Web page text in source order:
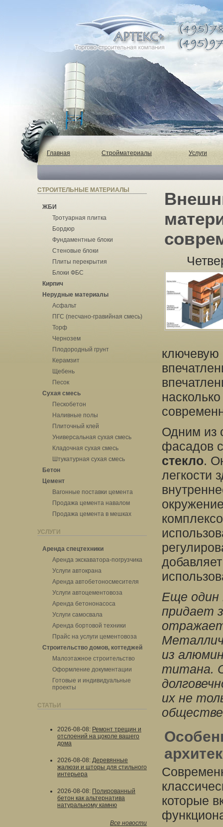
Главная Стройматериалы Услуги
СТРОИТЕЛЬНЫЕ МАТЕРИАЛЫ
ЖБИ
Тротуарная плитка
Бордюр
Фундаментные блоки
Стеновые блоки
Плиты перекрытия
Блоки ФБС
Кирпич
Нерудные материалы
Асфальт
ПГС (песчано-гравийная смесь)
Торф
Чернозем
Плодородный грунт
Керамзит
Щебень
Песок
Сухая смесь
Пескобетон
Наливные полы
Плиточный клей
Универсальная сухая смесь
Кладочная сухая смесь
Штукатурная сухая смесь
Бетон
Цемент
Вагонные поставки цемента
Продажа цемента навалом
Продажа цемента в мешках
УСЛУГИ
Аренда спецтехники
Аренда экскаватора-погрузчика
Услуги автокрана
Аренда автобетоносмесителя
Услуги автоцементовоза
Аренда бетононасоса
Услуги самосвала
Аренда бортовой техники
Прайс на услуги цементовоза
Строительство домов, коттеджей
Малоэтажное строительство
Оформление документации
Готовые и индивидуальные
проекты
СТАТЬИ
2026-08-08: Ремонт трещин и
отслоений на цоколе вашего
дома
2026-08-08: Деревянные
жалюзи и шторы для стильного
интерьера
2026-08-08: Полированный
бетон как альтернатива
натуральному камню
Все новости
ключевую
Одним из
фасадов
стекло.
легкости
Еще один
придает
из
титана.
их не
которые